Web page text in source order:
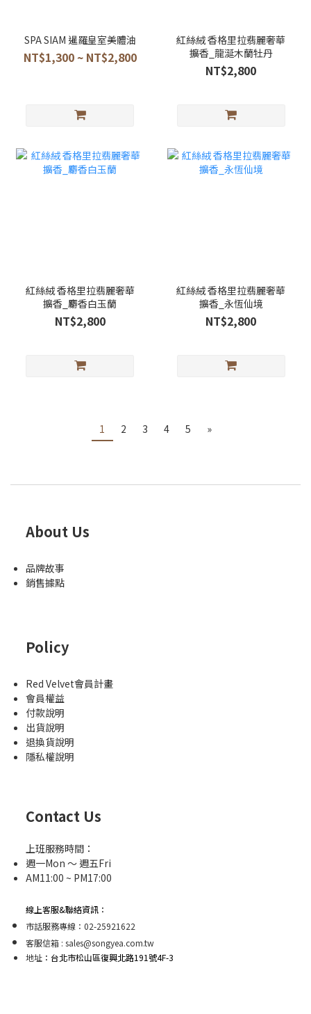
SPA SIAM 暹羅皇室美體油
NT$1,300 ~ NT$2,800
紅絲絨 香格里拉翡麗奢華
擴香_龍涎木蘭牡丹
NT$2,800
紅絲絨 香格里拉翡麗奢華
擴香_麝香白玉蘭
NT$2,800
紅絲絨 香格里拉翡麗奢華
擴香_永恆仙境
NT$2,800
1 2 3 4 5 »
About Us
品牌故事
銷售據點
Policy
Red Velvet會員計畫
會員權益
付款說明
出貨說明
退換貨說明
隱私權說明
Contact Us
上班服務時間：
週一Mon ～ 週五Fri
AM11:00 ~ PM17:00
線上客服&聯絡資訊：
市話服務專線：02-25921622
客服信箱 : sales@songyea.com.tw
地址 ：台北市松山區復興北路191號4F-3